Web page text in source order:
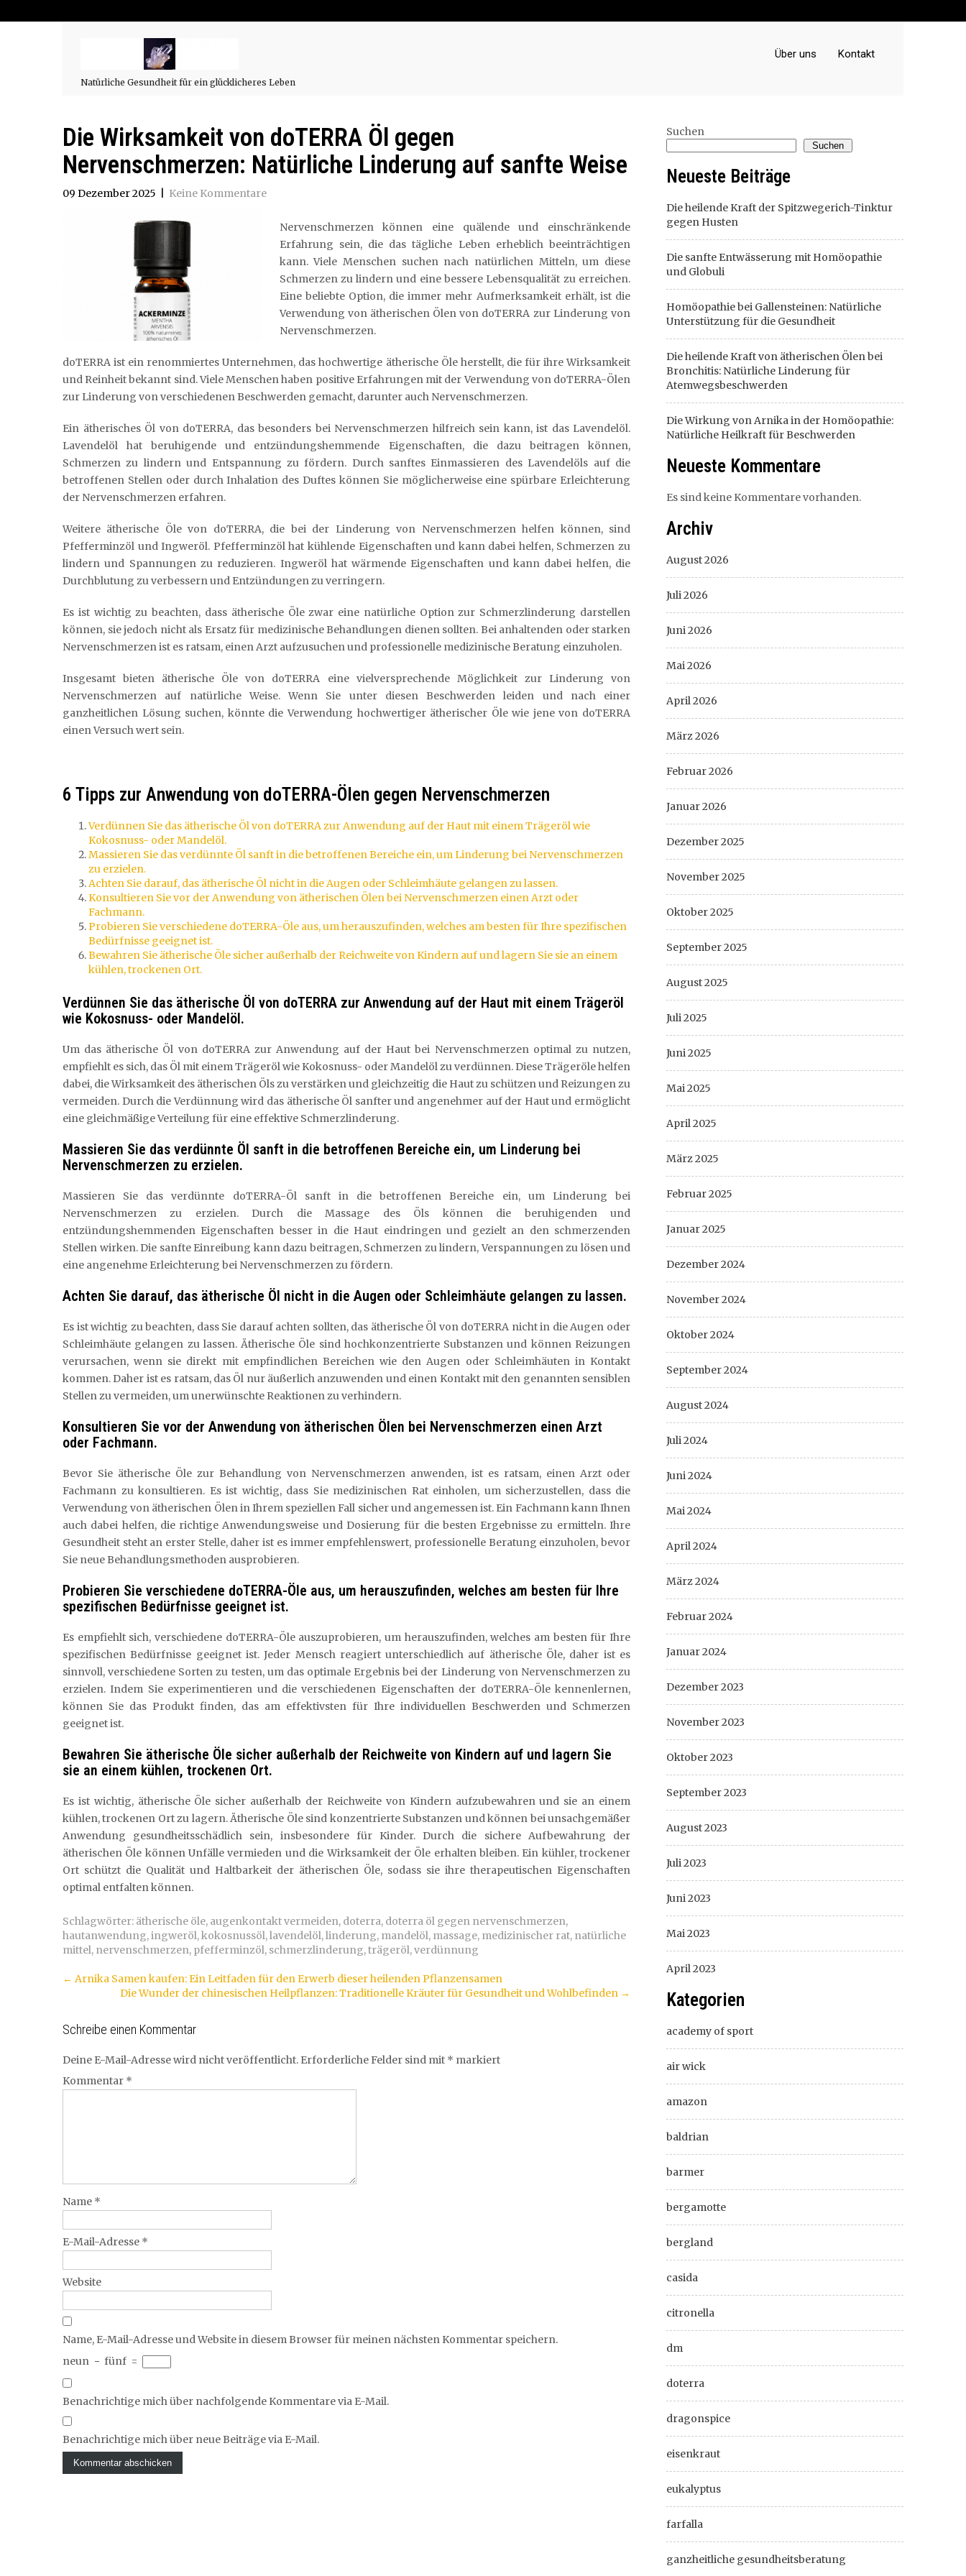
Natürliche Gesundheit für ein glücklicheres Leben
Über uns Kontakt
Die Wirksamkeit von doTERRA Öl gegen
Nervenschmerzen: Natürliche Linderung auf sanfte Weise
09 Dezember 2025 Keine Kommentare
Nervenschmerzen können eine quälende und einschränkende
Erfahrung sein, die das tägliche Leben erheblich beeinträchtigen
kann. Viele Menschen suchen nach natürlichen Mitteln, um diese
Schmerzen zu lindern und eine bessere Lebensqualität zu erreichen.
Eine beliebte Option, die immer mehr Aufmerksamkeit erhält, ist die
Verwendung von ätherischen Ölen von doTERRA zur Linderung von
Nervenschmerzen.
doTERRA ist ein renommiertes Unternehmen, das hochwertige ätherische Öle herstellt, die für ihre Wirksamkeit
und Reinheit bekannt sind. Viele Menschen haben positive Erfahrungen mit der Verwendung von doTERRA-Ölen
zur Linderung von verschiedenen Beschwerden gemacht, darunter auch Nervenschmerzen.
Ein ätherisches Öl von doTERRA, das besonders bei Nervenschmerzen hilfreich sein kann, ist das Lavendelöl.
Lavendelöl hat beruhigende und entzündungshemmende Eigenschaften, die dazu beitragen können,
Schmerzen zu lindern und Entspannung zu fördern. Durch sanftes Einmassieren des Lavendelöls auf die
betroffenen Stellen oder durch Inhalation des Duftes können Sie möglicherweise eine spürbare Erleichterung
der Nervenschmerzen erfahren.
Weitere ätherische Öle von doTERRA, die bei der Linderung von Nervenschmerzen helfen können, sind
Pfefferminzöl und Ingweröl. Pfefferminzöl hat kühlende Eigenschaften und kann dabei helfen, Schmerzen zu
lindern und Spannungen zu reduzieren. Ingweröl hat wärmende Eigenschaften und kann dabei helfen, die
Durchblutung zu verbessern und Entzündungen zu verringern.
Es ist wichtig zu beachten, dass ätherische Öle zwar eine natürliche Option zur Schmerzlinderung darstellen
können, sie jedoch nicht als Ersatz für medizinische Behandlungen dienen sollten. Bei anhaltenden oder starken
Nervenschmerzen ist es ratsam, einen Arzt aufzusuchen und professionelle medizinische Beratung einzuholen.
Insgesamt bieten ätherische Öle von doTERRA eine vielversprechende Möglichkeit zur Linderung von
Nervenschmerzen auf natürliche Weise. Wenn Sie unter diesen Beschwerden leiden und nach einer
ganzheitlichen Lösung suchen, könnte die Verwendung hochwertiger ätherischer Öle wie jene von doTERRA
einen Versuch wert sein.
6 Tipps zur Anwendung von doTERRA-Ölen gegen Nervenschmerzen
Verdünnen Sie das ätherische Öl von doTERRA zur Anwendung auf der Haut mit einem Trägeröl wie
Kokosnuss- oder Mandelöl.
Massieren Sie das verdünnte Öl sanft in die betroffenen Bereiche ein, um Linderung bei Nervenschmerzen
zu erzielen.
Achten Sie darauf, das ätherische Öl nicht in die Augen oder Schleimhäute gelangen zu lassen.
Konsultieren Sie vor der Anwendung von ätherischen Ölen bei Nervenschmerzen einen Arzt oder
Fachmann.
Probieren Sie verschiedene doTERRA-Öle aus, um herauszufinden, welches am besten für Ihre spezifischen
Bedürfnisse geeignet ist.
Bewahren Sie ätherische Öle sicher außerhalb der Reichweite von Kindern auf und lagern Sie sie an einem
kühlen, trockenen Ort.
Verdünnen Sie das ätherische Öl von doTERRA zur Anwendung auf der Haut mit einem Trägeröl
wie Kokosnuss- oder Mandelöl.
Um das ätherische Öl von doTERRA zur Anwendung auf der Haut bei Nervenschmerzen optimal zu nutzen,
empfiehlt es sich, das Öl mit einem Trägeröl wie Kokosnuss- oder Mandelöl zu verdünnen. Diese Trägeröle helfen
dabei, die Wirksamkeit des ätherischen Öls zu verstärken und gleichzeitig die Haut zu schützen und Reizungen zu
vermeiden. Durch die Verdünnung wird das ätherische Öl sanfter und angenehmer auf der Haut und ermöglicht
eine gleichmäßige Verteilung für eine effektive Schmerzlinderung.
Massieren Sie das verdünnte Öl sanft in die betroffenen Bereiche ein, um Linderung bei
Nervenschmerzen zu erzielen.
Massieren Sie das verdünnte doTERRA-Öl sanft in die betroffenen Bereiche ein, um Linderung bei
Nervenschmerzen zu erzielen. Durch die Massage des Öls können die beruhigenden und
entzündungshemmenden Eigenschaften besser in die Haut eindringen und gezielt an den schmerzenden
Stellen wirken. Die sanfte Einreibung kann dazu beitragen, Schmerzen zu lindern, Verspannungen zu lösen und
eine angenehme Erleichterung bei Nervenschmerzen zu fördern.
Achten Sie darauf, das ätherische Öl nicht in die Augen oder Schleimhäute gelangen zu lassen.
Es ist wichtig zu beachten, dass Sie darauf achten sollten, das ätherische Öl von doTERRA nicht in die Augen oder
Schleimhäute gelangen zu lassen. Ätherische Öle sind hochkonzentrierte Substanzen und können Reizungen
verursachen, wenn sie direkt mit empfindlichen Bereichen wie den Augen oder Schleimhäuten in Kontakt
kommen. Daher ist es ratsam, das Öl nur äußerlich anzuwenden und einen Kontakt mit den genannten sensiblen
Stellen zu vermeiden, um unerwünschte Reaktionen zu verhindern.
Konsultieren Sie vor der Anwendung von ätherischen Ölen bei Nervenschmerzen einen Arzt
oder Fachmann.
Bevor Sie ätherische Öle zur Behandlung von Nervenschmerzen anwenden, ist es ratsam, einen Arzt oder
Fachmann zu konsultieren. Es ist wichtig, dass Sie medizinischen Rat einholen, um sicherzustellen, dass die
Verwendung von ätherischen Ölen in Ihrem speziellen Fall sicher und angemessen ist. Ein Fachmann kann Ihnen
auch dabei helfen, die richtige Anwendungsweise und Dosierung für die besten Ergebnisse zu ermitteln. Ihre
Gesundheit steht an erster Stelle, daher ist es immer empfehlenswert, professionelle Beratung einzuholen, bevor
Sie neue Behandlungsmethoden ausprobieren.
Probieren Sie verschiedene doTERRA-Öle aus, um herauszufinden, welches am besten für Ihre
spezifischen Bedürfnisse geeignet ist.
Es empfiehlt sich, verschiedene doTERRA-Öle auszuprobieren, um herauszufinden, welches am besten für Ihre
spezifischen Bedürfnisse geeignet ist. Jeder Mensch reagiert unterschiedlich auf ätherische Öle, daher ist es
sinnvoll, verschiedene Sorten zu testen, um das optimale Ergebnis bei der Linderung von Nervenschmerzen zu
erzielen. Indem Sie experimentieren und die verschiedenen Eigenschaften der doTERRA-Öle kennenlernen,
können Sie das Produkt finden, das am effektivsten für Ihre individuellen Beschwerden und Schmerzen
geeignet ist.
Bewahren Sie ätherische Öle sicher außerhalb der Reichweite von Kindern auf und lagern Sie
sie an einem kühlen, trockenen Ort.
Es ist wichtig, ätherische Öle sicher außerhalb der Reichweite von Kindern aufzubewahren und sie an einem
kühlen, trockenen Ort zu lagern. Ätherische Öle sind konzentrierte Substanzen und können bei unsachgemäßer
Anwendung gesundheitsschädlich sein, insbesondere für Kinder. Durch die sichere Aufbewahrung der
ätherischen Öle können Unfälle vermieden und die Wirksamkeit der Öle erhalten bleiben. Ein kühler, trockener
Ort schützt die Qualität und Haltbarkeit der ätherischen Öle, sodass sie ihre therapeutischen Eigenschaften
optimal entfalten können.
Schlagwörter: ätherische öle, augenkontakt vermeiden, doterra, doterra öl gegen nervenschmerzen,
hautanwendung,ingweröl,kokosnussöl,lavendelöl,linderung, mandelöl, massage, medizinischer rat, natürliche
mittel, nervenschmerzen, pfefferminzöl, schmerzlinderung,trägeröl,verdünnung
Artikel-
Navigation
← Arnika Samen kaufen: Ein Leitfaden für den Erwerb dieser heilenden Pflanzensamen
Die Wunder der chinesischen Heilpflanzen: Traditionelle Kräuter für Gesundheit und Wohlbefinden →
Schreibe einen Kommentar
Deine E-Mail-Adresse wird nicht veröffentlicht. Erforderliche Felder sind mit * markiert
Kommentar *
Name *
E-Mail-Adresse *
Website
Name, E-Mail-Adresse und Website in diesem Browser für meinen nächsten Kommentar speichern.
neun − fünf =
Benachrichtige mich über nachfolgende Kommentare via E-Mail.
Benachrichtige mich über neue Beiträge via E-Mail.
Suchen
Suchen
Neueste Beiträge
Die heilende Kraft der Spitzwegerich-Tinktur
gegen Husten
Die sanfte Entwässerung mit Homöopathie
und Globuli
Homöopathie bei Gallensteinen: Natürliche
Unterstützung für die Gesundheit
Die heilende Kraft von ätherischen Ölen bei
Bronchitis: Natürliche Linderung für
Atemwegsbeschwerden
Die Wirkung von Arnika in der Homöopathie:
Natürliche Heilkraft für Beschwerden
Neueste Kommentare
Es sind keine Kommentare vorhanden.
Archiv
August 2026
Juli 2026
Juni 2026
Mai 2026
April 2026
März 2026
Februar 2026
Januar 2026
Dezember 2025
November 2025
Oktober 2025
September 2025
August 2025
Juli 2025
Juni 2025
Mai 2025
April 2025
März 2025
Februar 2025
Januar 2025
Dezember 2024
November 2024
Oktober 2024
September 2024
August 2024
Juli 2024
Juni 2024
Mai 2024
April 2024
März 2024
Februar 2024
Januar 2024
Dezember 2023
November 2023
Oktober 2023
September 2023
August 2023
Juli 2023
Juni 2023
Mai 2023
April 2023
Kategorien
academy of sport
air wick
amazon
baldrian
barmer
bergamotte
bergland
casida
citronella
dm
doterra
dragonspice
eisenkraut
eukalyptus
farfalla
ganzheitliche gesundheitsberatung